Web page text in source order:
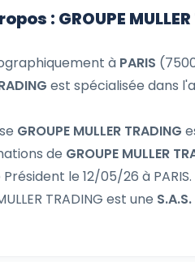
: GROUPE
à PARIS
est spécialisée dans
GROUPE MULLER TRADING
de GROUPE MULLER
le 12/05/26 à PARIS.
TRADING est une S.A.S.